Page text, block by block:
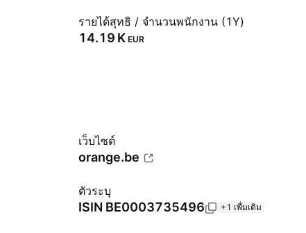
รายได้สุทธิ / จำนวนพนักงาน (1Y)
‪14.19 K‬ EUR
เว็บไซต์
orange.be
ตัวระบุ
ISIN BE0003735496 +1 เพื่มเติม